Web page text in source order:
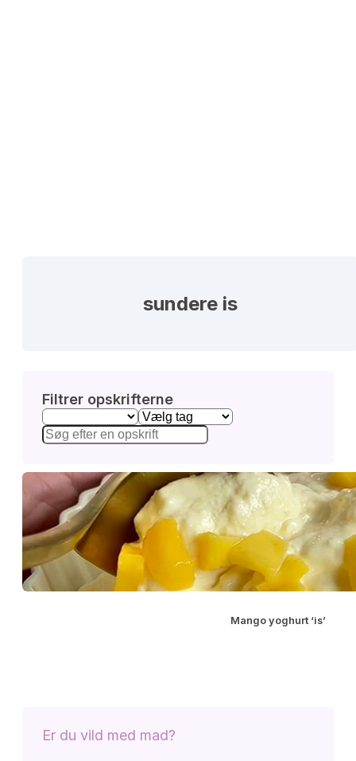
sundere is
Filtrer opskrifterne
Mango yoghurt ‘is’
Er du vild med mad?